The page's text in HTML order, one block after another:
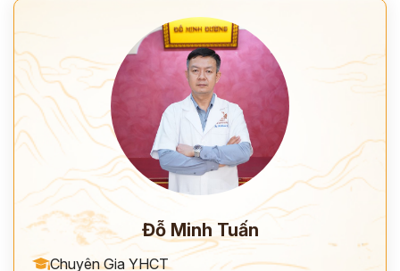
Đỗ Minh Tuấn
Chuyên Gia YHCT
ĐĂNG KÝ TƯ VẤN
THĂM KHÁM
CÙNG CHUYÊN GIA Y HỌC CỔ TRUYỀN